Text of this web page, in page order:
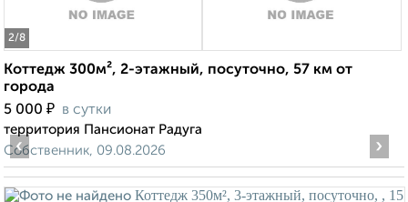
2/8
Коттедж 300м², 2-этажный, посуточно, 57 км от
города
5 000 ₽ в сутки
территория Пансионат Радуга
Собственник, 09.08.2026
‹ ›